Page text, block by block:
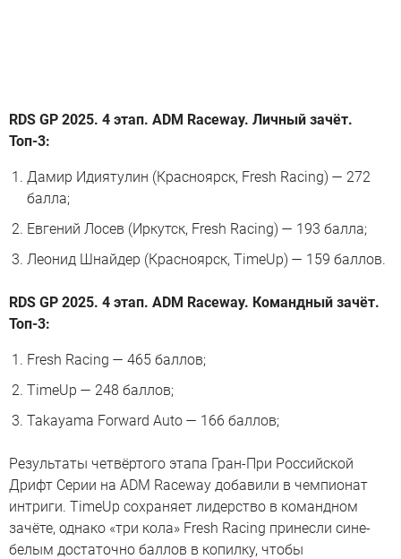
RDS GP 2025. 4 этап. ADM Raceway. Личный зачёт.
Топ-3:
Дамир Идиятулин (Красноярск, Fresh Racing) — 272
балла;
Евгений Лосев (Иркутск, Fresh Racing) — 193 балла;
Леонид Шнайдер (Красноярск, TimeUp) — 159 баллов.
RDS GP 2025. 4 этап. ADM Raceway. Командный зачёт.
Топ-3:
Fresh Racing — 465 баллов;
TimeUp — 248 баллов;
Takayama Forward Auto — 166 баллов;
Результаты четвёртого этапа Гран-При Российской
Дрифт Серии на ADM Raceway добавили в чемпионат
интриги. TimeUp сохраняет лидерство в командном
зачёте, однако «три кола» Fresh Racing принесли сине-
белым достаточно баллов в копилку, чтобы